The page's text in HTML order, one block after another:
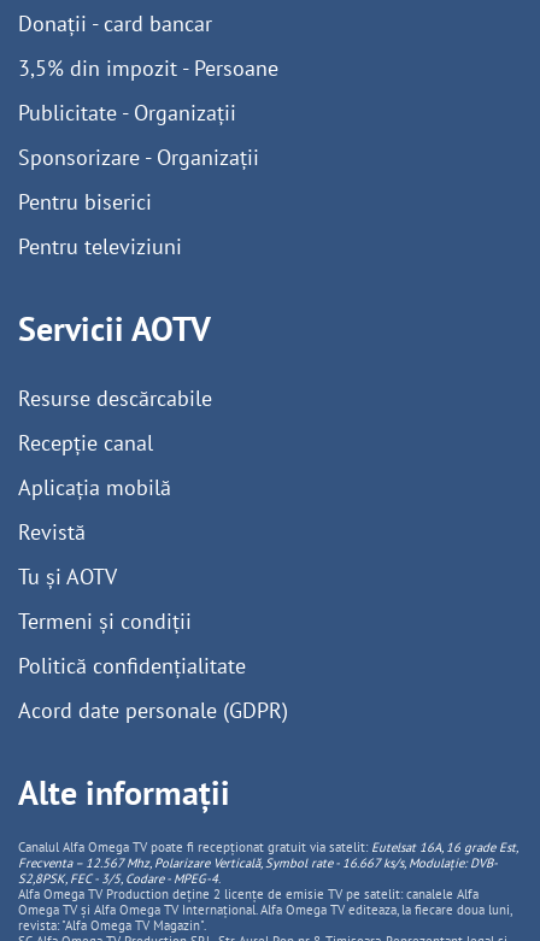
Donații - card bancar
3,5% din impozit - Persoane
Publicitate - Organizații
Sponsorizare - Organizații
Pentru biserici
Pentru televiziuni
Servicii AOTV
Resurse descărcabile
Recepție canal
Aplicația mobilă
Revistă
Tu și AOTV
Termeni și condiții
Politică confidențialitate
Acord date personale (GDPR)
Alte informații
Canalul Alfa Omega TV poate fi recepționat gratuit via satelit: Eutelsat 16A, 16 grade Est,
Frecventa – 12.567 Mhz, PolarizareVerticală, Symbol rate - 16.667 ks/s, Modulație: DVB-
S2,8PSK, FEC - 3/5, Codare - MPEG-4.
Alfa Omega TV Production deține 2 licențe de emisie TV pe satelit: canalele Alfa
Omega TV și Alfa Omega TV Internațional. Alfa Omega TV editeaza, la fiecare doua luni,
revista: "Alfa Omega TV Magazin".